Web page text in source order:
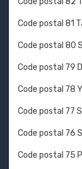
Code postal 81
Code postal 80
Code postal 79
Code postal 78
Code postal 77
Code postal 76
Code postal 75